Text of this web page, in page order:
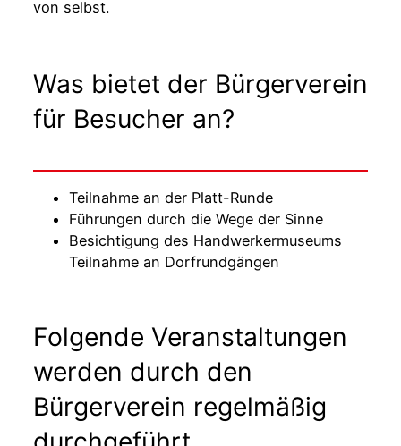
von selbst.
Was bietet der Bürgerverein
für Besucher an?
Teilnahme an der Platt-Runde
Führungen durch die Wege der Sinne
Besichtigung des Handwerkermuseums
Teilnahme an Dorfrundgängen
Folgende Veranstaltungen
werden durch den
Bürgerverein regelmäßig